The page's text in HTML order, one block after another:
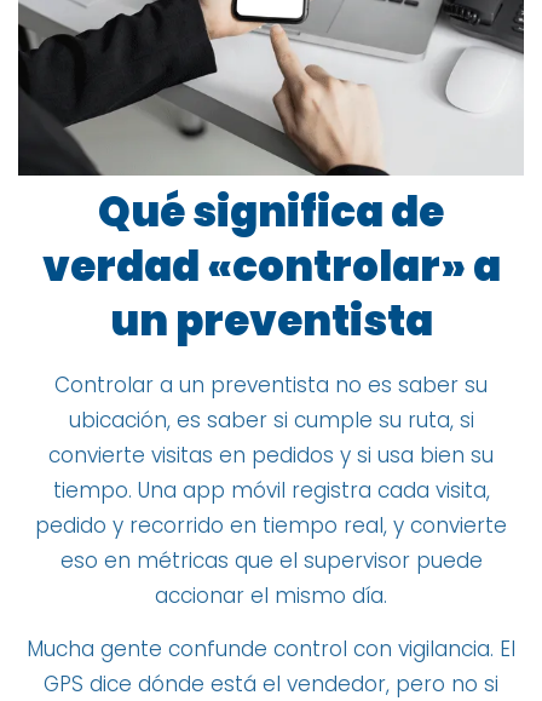
Qué significa de
verdad «controlar» a
un preventista
Controlar a un preventista no es saber su
ubicación, es saber si cumple su ruta, si
convierte visitas en pedidos y si usa bien su
tiempo. Una app móvil registra cada visita,
pedido y recorrido en tiempo real, y convierte
eso en métricas que el supervisor puede
accionar el mismo día.
Mucha gente confunde control con vigilancia. El
GPS dice dónde está el vendedor, pero no si